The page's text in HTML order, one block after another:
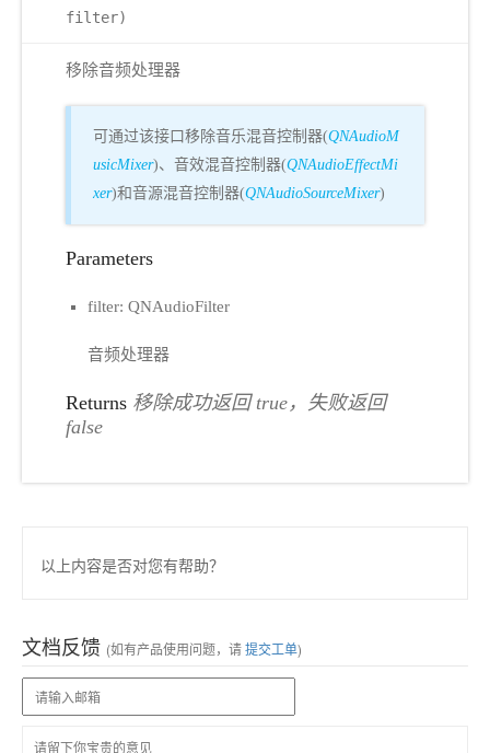
filter)
移除音频处理器
可通过该接口移除音乐混音控制器(QNAudioM
usicMixer)、音效混音控制器(QNAudioEffectMi
xer)和音源混音控制器(QNAudioSourceMixer)
Parameters
filter: QNAudioFilter
音频处理器
Returns 移除成功返回 true，失败返回
false
以上内容是否对您有帮助？
文档反馈 (如有产品使用问题，请提交工单)